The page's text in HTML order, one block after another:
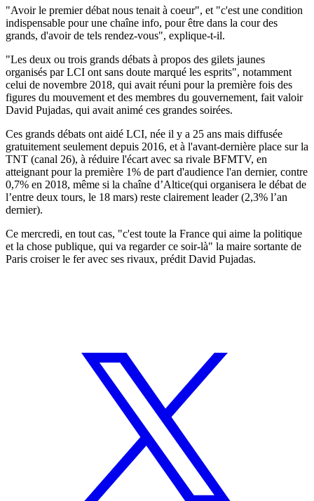
"Avoir le premier débat nous tenait à coeur", et "c'est une condition
indispensable pour une chaîne info, pour être dans la cour des
grands, d'avoir de tels rendez-vous", explique-t-il.
"Les deux ou trois grands débats à propos des gilets jaunes
organisés par LCI ont sans doute marqué les esprits", notamment
celui de novembre 2018, qui avait réuni pour la première fois des
figures du mouvement et des membres du gouvernement, fait valoir
David Pujadas, qui avait animé ces grandes soirées.
Ces grands débats ont aidé LCI, née il y a 25 ans mais diffusée
gratuitement seulement depuis 2016, et à l'avant-dernière place sur la
TNT (canal 26), à réduire l'écart avec sa rivale BFMTV, en
atteignant pour la première 1% de part d'audience l'an dernier, contre
0,7% en 2018, même si la chaîne d’Altice(qui organisera le débat de
l’entre deux tours, le 18 mars) reste clairement leader (2,3% l’an
dernier).
Ce mercredi, en tout cas, "c'est toute la France qui aime la politique
et la chose publique, qui va regarder ce soir-là" la maire sortante de
Paris croiser le fer avec ses rivaux, prédit David Pujadas.